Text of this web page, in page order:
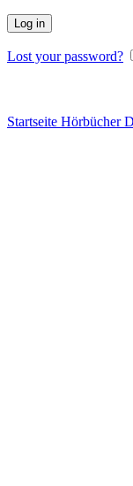
Log in
Lost your password?
Startseite Hörbücher